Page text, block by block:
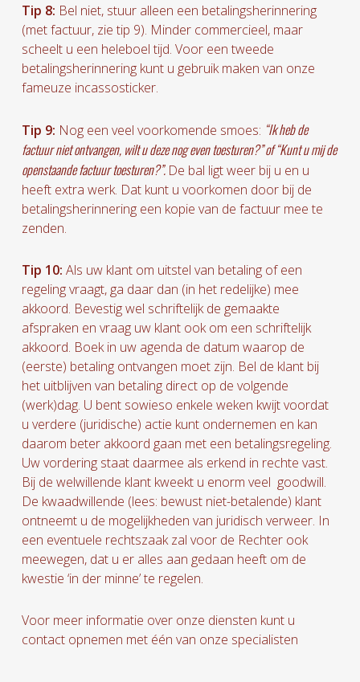
Tip 8: Bel niet, stuur alleen een betalingsherinnering
(met factuur, zie tip 9). Minder commercieel, maar
scheelt u een heleboel tijd. Voor een tweede
betalingsherinnering kunt u gebruik maken van onze
fameuze incassosticker.
Tip 9: Nog een veel voorkomende smoes: “Ik heb de
factuur niet ontvangen, wilt u deze nog even toesturen?” of “Kunt u mij de
openstaande factuur toesturen?”. De bal ligt weer bij u en u
heeft extra werk. Dat kunt u voorkomen door bij de
betalingsherinnering een kopie van de factuur mee te
zenden.
Tip 10: Als uw klant om uitstel van betaling of een
regeling vraagt, ga daar dan (in het redelijke) mee
akkoord. Bevestig wel schriftelijk de gemaakte
afspraken en vraag uw klant ook om een schriftelijk
akkoord. Boek in uw agenda de datum waarop de
(eerste) betaling ontvangen moet zijn. Bel de klant bij
het uitblijven van betaling direct op de volgende
(werk)dag. U bent sowieso enkele weken kwijt voordat
u verdere (juridische) actie kunt ondernemen en kan
daarom beter akkoord gaan met een betalingsregeling.
Uw vordering staat daarmee als erkend in rechte vast.
Bij de welwillende klant kweekt u enorm veel goodwill.
De kwaadwillende (lees: bewust niet-betalende) klant
ontneemt u de mogelijkheden van juridisch verweer. In
een eventuele rechtszaak zal voor de Rechter ook
meewegen, dat u er alles aan gedaan heeft om de
kwestie ‘in der minne’ te regelen.
Voor meer informatie over onze diensten kunt u
contact opnemen met één van onze specialisten